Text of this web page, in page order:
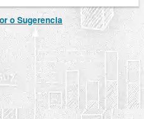
o Sugerencia